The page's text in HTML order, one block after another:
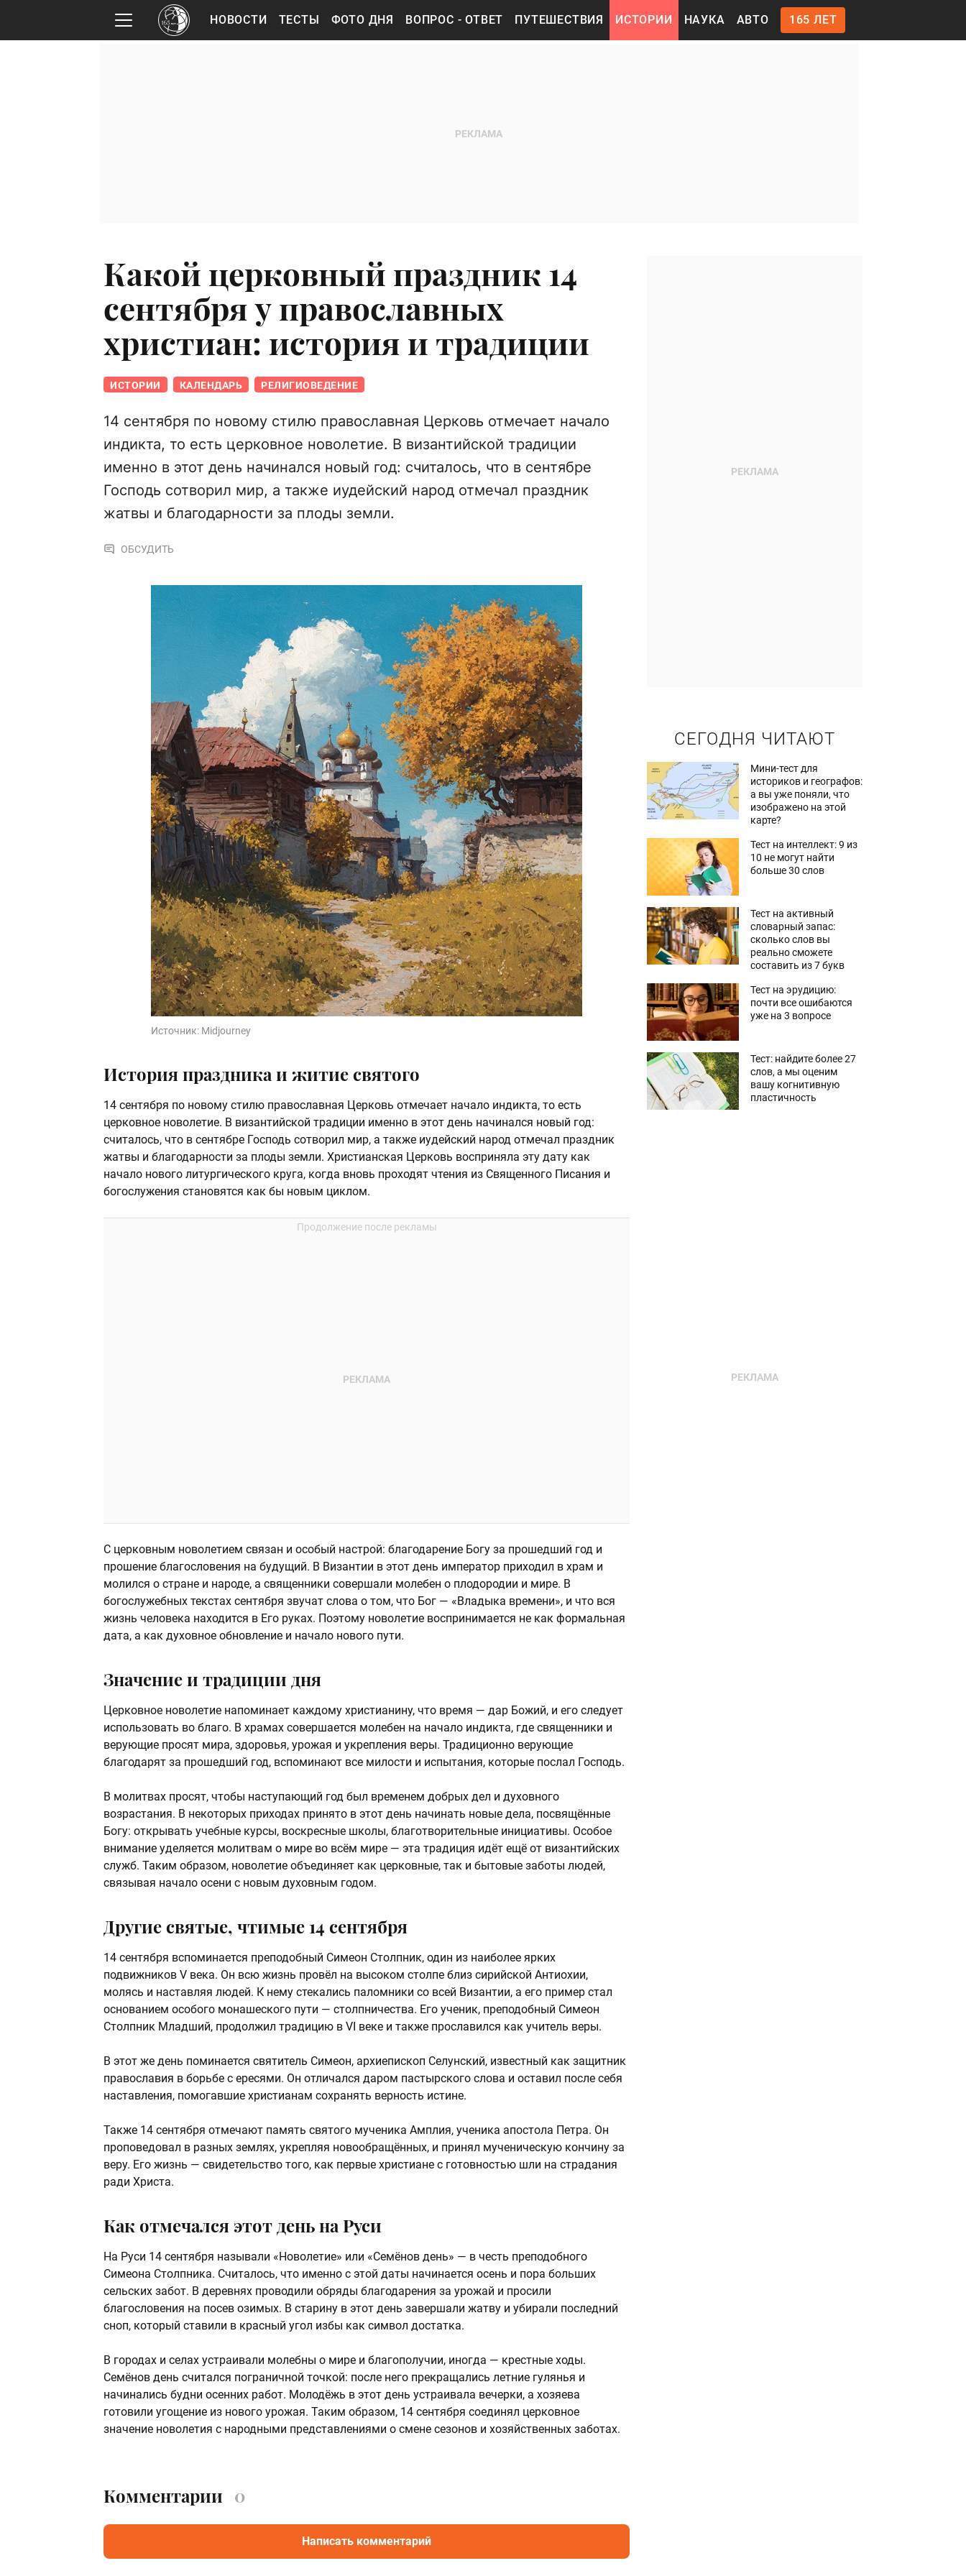
НОВОСТИ ТЕСТЫ ФОТО ДНЯ ВОПРОС - ОТВЕТ ПУТЕШЕСТВИЯ ИСТОРИИ НАУКА АВТО 165 ЛЕТ
Какой церковный праздник 14
сентября у православных
христиан: история и традиции
ИСТОРИИ КАЛЕНДАРЬ РЕЛИГИОВЕДЕНИЕ
14 сентября по новому стилю православная Церковь отмечает начало
индикта, то есть церковное новолетие. В византийской традиции
именно в этот день начинался новый год: считалось, что в сентябре
Господь сотворил мир, а также иудейский народ отмечал праздник
жатвы и благодарности за плоды земли.
ОБСУДИТЬ
Источник: Midjourney
История праздника и житие святого
14 сентября по новому стилю православная Церковь отмечает начало индикта, то есть
церковное новолетие. В византийской традиции именно в этот день начинался новый год:
считалось, что в сентябре Господь сотворил мир, а также иудейский народ отмечал праздник
жатвы и благодарности за плоды земли. Христианская Церковь восприняла эту дату как
начало нового литургического круга, когда вновь проходят чтения из Священного Писания и
богослужения становятся как бы новым циклом.
С церковным новолетием связан и особый настрой: благодарение Богу за прошедший год и
прошение благословения на будущий. В Византии в этот день император приходил в храм и
молился о стране и народе, а священники совершали молебен о плодородии и мире. В
богослужебных текстах сентября звучат слова о том, что Бог — «Владыка времени», и что вся
жизнь человека находится в Его руках. Поэтому новолетие воспринимается не как формальная
дата, а как духовное обновление и начало нового пути.
Значение и традиции дня
Церковное новолетие напоминает каждому христианину, что время — дар Божий, и его следует
использовать во благо. В храмах совершается молебен на начало индикта, где священники и
верующие просят мира, здоровья, урожая и укрепления веры. Традиционно верующие
благодарят за прошедший год, вспоминают все милости и испытания, которые послал Господь.
В молитвах просят, чтобы наступающий год был временем добрых дел и духовного
возрастания. В некоторых приходах принято в этот день начинать новые дела, посвящённые
Богу: открывать учебные курсы, воскресные школы, благотворительные инициативы. Особое
внимание уделяется молитвам о мире во всём мире — эта традиция идёт ещё от византийских
служб. Таким образом, новолетие объединяет как церковные, так и бытовые заботы людей,
связывая начало осени с новым духовным годом.
Другие святые, чтимые 14 сентября
14 сентября вспоминается преподобный Симеон Столпник, один из наиболее ярких
подвижников V века. Он всю жизнь провёл на высоком столпе близ сирийской Антиохии,
молясь и наставляя людей. К нему стекались паломники со всей Византии, а его пример стал
основанием особого монашеского пути — столпничества. Его ученик, преподобный Симеон
Столпник Младший, продолжил традицию в VI веке и также прославился как учитель веры.
В этот же день поминается святитель Симеон, архиепископ Селунский, известный как защитник
православия в борьбе с ересями. Он отличался даром пастырского слова и оставил после себя
наставления, помогавшие христианам сохранять верность истине.
Также 14 сентября отмечают память святого мученика Амплия, ученика апостола Петра. Он
проповедовал в разных землях, укрепляя новообращённых, и принял мученическую кончину за
веру. Его жизнь — свидетельство того, как первые христиане с готовностью шли на страдания
ради Христа.
Как отмечался этот день на Руси
На Руси 14 сентября называли «Новолетие» или «Семёнов день» — в честь преподобного
Симеона Столпника. Считалось, что именно с этой даты начинается осень и пора больших
сельских забот. В деревнях проводили обряды благодарения за урожай и просили
благословения на посев озимых. В старину в этот день завершали жатву и убирали последний
сноп, который ставили в красный угол избы как символ достатка.
В городах и селах устраивали молебны о мире и благополучии, иногда — крестные ходы.
Семёнов день считался пограничной точкой: после него прекращались летние гулянья и
начинались будни осенних работ. Молодёжь в этот день устраивала вечерки, а хозяева
готовили угощение из нового урожая. Таким образом, 14 сентября соединял церковное
значение новолетия с народными представлениями о смене сезонов и хозяйственных заботах.
СЕГОДНЯ ЧИТАЮТ
Мини-тест для
историков и географов:
а вы уже поняли, что
изображено на этой
карте?
Тест на интеллект: 9 из
10 не могут найти
больше 30 слов
Тест на активный
словарный запас:
сколько слов вы
реально сможете
составить из 7 букв
Тест на эрудицию:
почти все ошибаются
уже на 3 вопросе
Тест: найдите более 27
слов, а мы оценим
вашу когнитивную
пластичность
Комментарии 0
Написать комментарий